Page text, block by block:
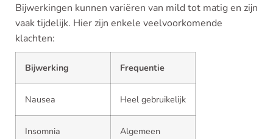
Bijwerkingen kunnen variëren van mild tot matig en zijn
vaak tijdelijk. Hier zijn enkele veelvoorkomende
klachten:
Bijwerking Frequentie
Nausea Heel gebruikelijk
Insomnia Algemeen